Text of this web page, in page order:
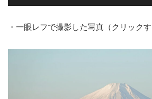
・一眼レフで撮影した写真（クリック